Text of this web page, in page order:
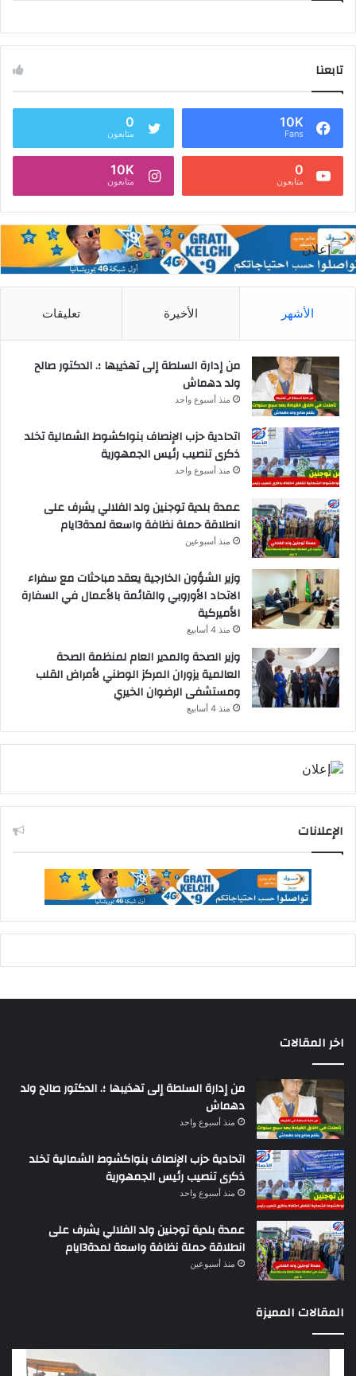
تابعنا
10K
Fans
0
متابعون
0
متابعون
10K
متابعون
الأشهر الأخيرة تعليقات
من إدارة السلطة إلى تهذيبها ؛. الدكتور صالح
ولد دهماش
منذ أسبوع واحد
اتحادية حزب الإنصاف بنواكشوط الشمالية تخلد
ذكرى تنصيب رئيس الجمهورية
منذ أسبوع واحد
عمدة بلدية توجنين ولد الفلالي يشرف على
انطلاقة حملة نظافة واسعة لمدة3ايام
منذ أسبوعين
وزير الشؤون الخارجية يعقد مباحثات مع سفراء
الاتحاد الأوروبي والقائمة بالأعمال في السفارة
الأميركية
منذ 4 أسابيع
وزير الصحة والمدير العام لمنظمة الصحة
العالمية يزوران المركز الوطني لأمراض القلب
ومستشفى الرضوان الخيري
منذ 4 أسابيع
الإعلانات
اخر المقالات
من إدارة السلطة إلى تهذيبها ؛. الدكتور صالح ولد
دهماش
منذ أسبوع واحد
اتحادية حزب الإنصاف بنواكشوط الشمالية تخلد
ذكرى تنصيب رئيس الجمهورية
منذ أسبوع واحد
عمدة بلدية توجنين ولد الفلالي يشرف على
انطلاقة حملة نظافة واسعة لمدة3ايام
منذ أسبوعين
المقالات المميزة